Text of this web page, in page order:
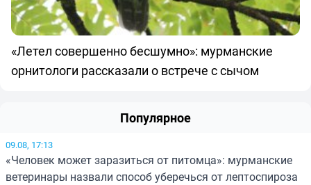
«Летел совершенно бесшумно»: мурманские
орнитологи рассказали о встрече с сычом
Популярное
09.08, 17:13
«Человек может заразиться от питомца»: мурманские
ветеринары назвали способ уберечься от лептоспироза